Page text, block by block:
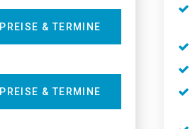
PREISE & TERMINE
PREISE & TERMINE